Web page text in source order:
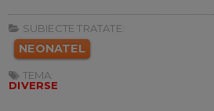
SUBIECTE TRATATE:
NEONATEL
TEMA:
DIVERSE